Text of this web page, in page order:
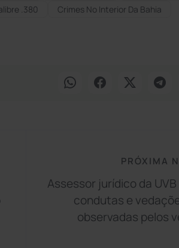
.380
Crimes No Interior Da Bahia
PRÓXIMA
Assessor jurídico da
condutas e
observadas pelos